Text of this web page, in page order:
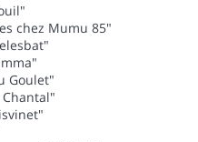
chez Mumu 85"
Goulet"